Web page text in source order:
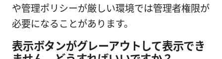
や管理ポリシーが厳しい環境では管理者権限が
必要になることがあります。
表示ボタンがグレーアウトして表示でき